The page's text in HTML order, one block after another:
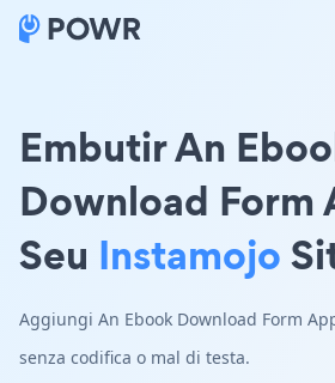
Embutir An
Download Form
Seu Instamojo
Aggiungi An Ebook Download Form
senza codifica o mal di testa.